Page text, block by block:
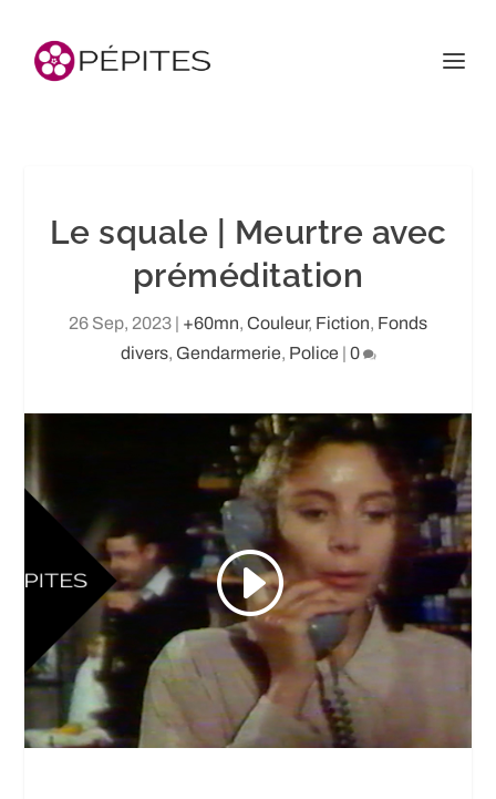
Le squale | Meurtre avec
préméditation
26 Sep, 2023 | +60mn, Couleur, Fiction, Fonds
divers, Gendarmerie, Police | 0